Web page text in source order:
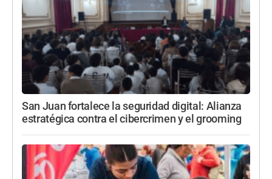
San Juan fortalece la seguridad digital: Alianza
estratégica contra el cibercrimen y el grooming